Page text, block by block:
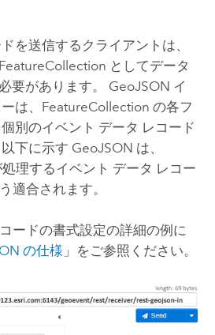
を送信するクライアントは、
としてデータ
要があります。 GeoJSON イ
は、FeatureCollection の各フ
別のイベント データ レコード
下に示す GeoJSON は、
理するイベント データ レコー
適合されます。
ードの書式設定の詳細の例に
の仕様 」をご参照ください。